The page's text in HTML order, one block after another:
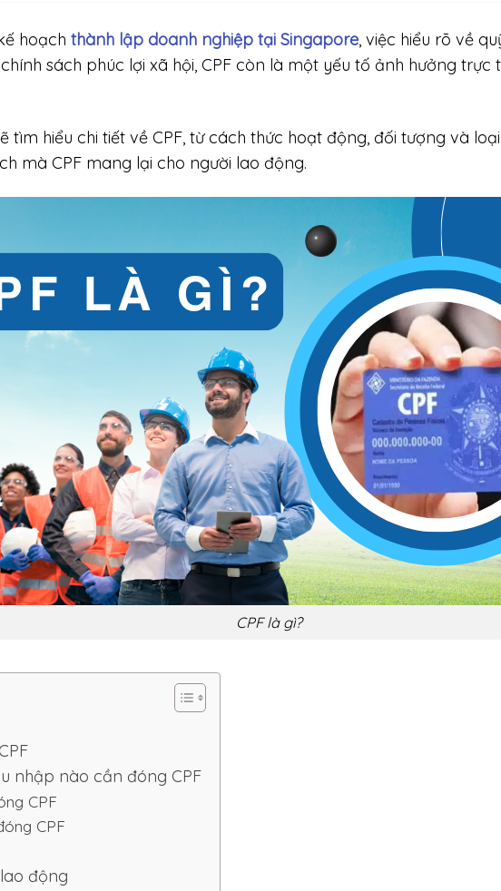
hoạch thành lập doanh nghiệp tại Singapore, việc hiểu rõ về
sách phúc lợi xã hội, CPF còn là một yếu tố ảnh hưởng trực
tìm hiểu chi tiết về CPF, từ cách thức hoạt động, đối tượng và
mà CPF mang lại cho người lao động.
CPF là gì?
nhập nào cần đóng CPF
CPF
CPF
động